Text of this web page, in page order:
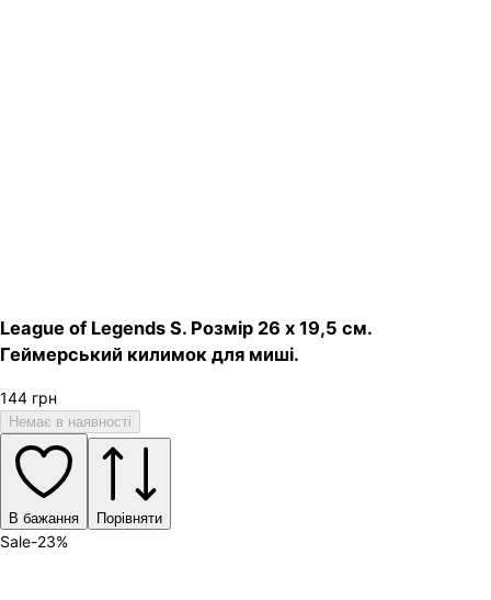
League of Legends S. Розмір 26 х 19,5 см.
Геймерський килимок для миші.
144 грн
Немає в наявності
В бажання Порівняти
Sale-23%